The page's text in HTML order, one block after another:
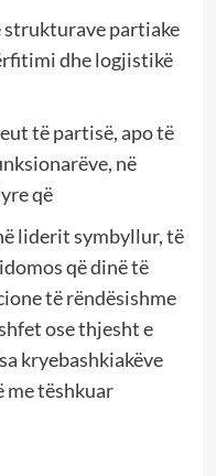
strukturave partiake
dhe logjistikë
të partisë, apo të
në
që
liderit symbyllur, të
që dinë të
të rëndësishme
ose thjesht e
kryebashkiakëve
me tëshkuar